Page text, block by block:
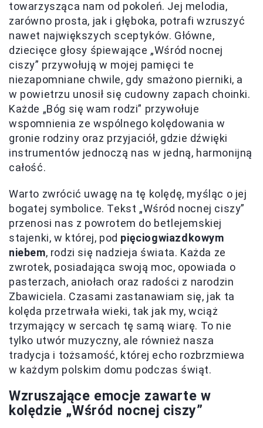
towarzysząca nam od pokoleń. Jej melodia,
zarówno prosta, jak i głęboka, potrafi wzruszyć
nawet największych sceptyków. Główne,
dziecięce głosy śpiewające „Wśród nocnej
ciszy” przywołują w mojej pamięci te
niezapomniane chwile, gdy smażono pierniki, a
w powietrzu unosił się cudowny zapach choinki.
Każde „Bóg się wam rodzi” przywołuje
wspomnienia ze wspólnego kolędowania w
gronie rodziny oraz przyjaciół, gdzie dźwięki
instrumentów jednoczą nas w jedną, harmonijną
całość.
Warto zwrócić uwagę na tę kolędę, myśląc o jej
bogatej symbolice. Tekst „Wśród nocnej ciszy”
przenosi nas z powrotem do betlejemskiej
stajenki, w której, pod pięciogwiazdkowym
niebem, rodzi się nadzieja świata. Każda ze
zwrotek, posiadająca swoją moc, opowiada o
pasterzach, aniołach oraz radości z narodzin
Zbawiciela. Czasami zastanawiam się, jak ta
kolęda przetrwała wieki, tak jak my, wciąż
trzymający w sercach tę samą wiarę. To nie
tylko utwór muzyczny, ale również nasza
tradycja i tożsamość, której echo rozbrzmiewa
w każdym polskim domu podczas świąt.
Wzruszające emocje zawarte w
kolędzie „Wśród nocnej ciszy”